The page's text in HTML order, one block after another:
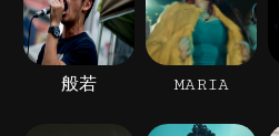
般若 MARIA